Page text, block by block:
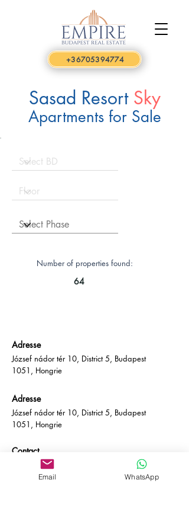
+36705394774
Sasad Resort Sky
Apartments for Sale
Number of properties found:
64
Adresse
József nádor tér 10, District 5, Budapest
1051, Hongrie
Adresse
József nádor tér 10, District 5, Budapest
1051, Hongrie
Contact
Courriel :info@empire-bp.com
Téléphone :+36 70 539 4774
Email WhatsApp